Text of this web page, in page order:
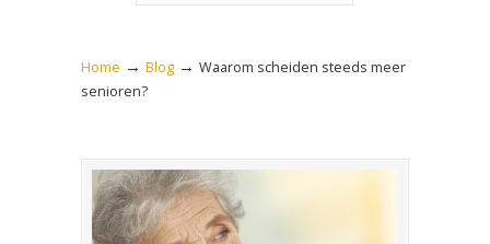
Home → Blog → Waarom scheiden steeds meer
senioren?